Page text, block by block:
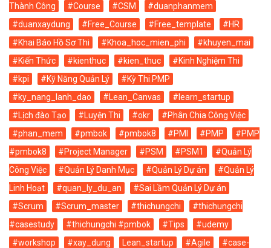
Thành Công
#Course #CSM
#duanphanmem
#duanxaydung
#Free_Course #Free_template
#HR
#Khai Báo Hồ Sơ Thi
#Khoa_hoc_mien_phi
#khuyen_mai
#Kiến Thức
#kienthuc #kien_thuc
#Kinh Nghiệm Thi
#kpi
#Kỹ Năng Quản Lý
#Kỳ Thi PMP
#ky_nang_lanh_dao
#Lean_Canvas
#learn_startup
#Lịch đào Tạo
#Luyện Thi #okr
#Phân Chia Công Việc
#phan_mem
#pmbok #pmbok8 #PMI #PMP
#PMP
#pmbok8
#Project Manager #PSM #PSM1
#Quản Lý
Công Việc
#Quản Lý Danh Mục #Quản Lý Dự án
#Quản Lý
Linh Hoạt
#quan_ly_du_an
#Sai Lầm Quản Lý Dự án
#Scrum
#Scrum_master #thichungchi
#thichungchi
#casestudy
#thichungchi #pmbok #Tips
#udemy
#workshop
#xay_dung Lean_startup #Agile
#case-